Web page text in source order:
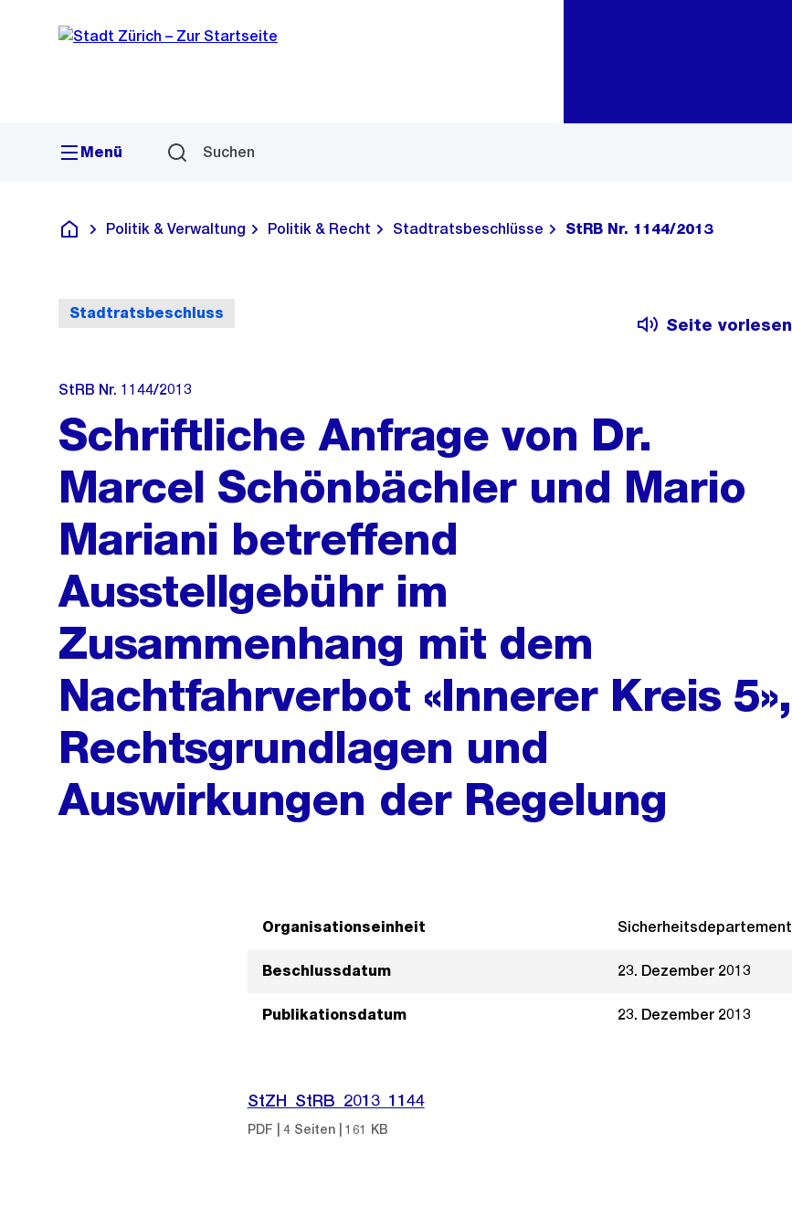
Navigation
Sprunglink
Menü Suchen
Deutsch
Politik & Verwaltung Politik & Recht Stadtratsbeschlüsse StRB Nr. 1144/2013
Stadtratsbeschluss
Seite vorlesen
StRB Nr. 1144/2013
Schriftliche Anfrage von Dr.
Marcel Schönbächler und Mario
Mariani betreffend
Ausstellgebühr im
Zusammenhang mit dem
Nachtfahrverbot «Innerer Kreis 5»,
Rechtsgrundlagen und
Auswirkungen der Regelung
Organisationseinheit Sicherheitsdepartement
Beschlussdatum 23. Dezember 2013
Publikationsdatum 23. Dezember 2013
StZH_StRB_2013_1144
PDF | 4 Seiten | 161 KB